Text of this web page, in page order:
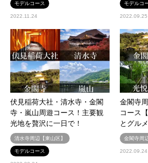
モデルコース
2022.11.24
モデルコ
2022.09.25
伏見稲荷大社・清水寺・金閣
寺・嵐山周遊コース！主要観
光地を贅沢に一日で！
清水寺周辺【東山区】
モデルコース
金閣寺
コース
とグルメ
金閣寺周
2022.09.24